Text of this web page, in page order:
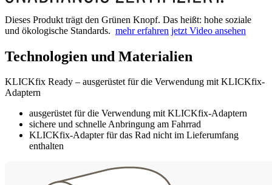
Dieses Produkt trägt den Grünen Knopf. Das heißt: hohe soziale
und ökologische Standards. mehr erfahren jetzt Video ansehen
Technologien und Materialien
KLICKfix Ready – ausgerüstet für die Verwendung mit KLICKfix-
Adaptern
ausgerüstet für die Verwendung mit KLICKfix-Adaptern
sichere und schnelle Anbringung am Fahrrad
KLICKfix-Adapter für das Rad nicht im Lieferumfang
enthalten